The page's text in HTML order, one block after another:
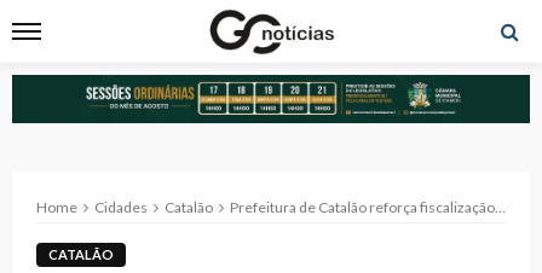
Home Cidades Catalão Prefeitura de Catalão reforça fiscalização ambiental com presença ativa no Centro de Inteligência
CATALÃO